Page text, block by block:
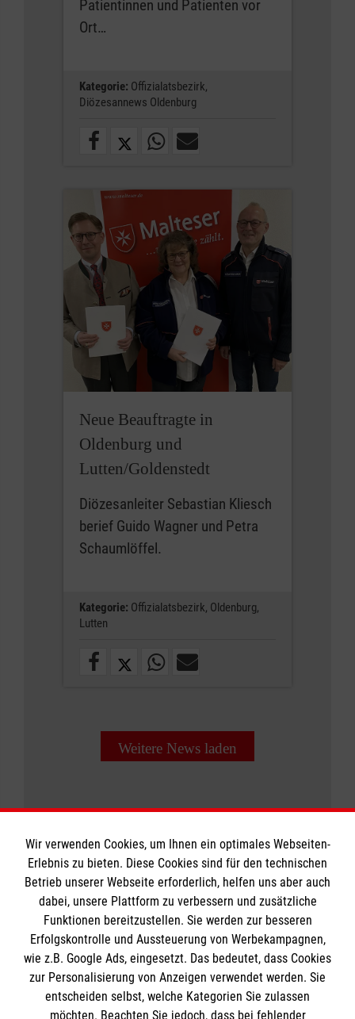
Patientinnen und Patienten vor
Ort…
Kategorie: Offizialatsbezirk,
Diözesannews Oldenburg
Neue Beauftragte in
Oldenburg und
Lutten/Goldenstedt
Diözesanleiter Sebastian Kliesch
berief Guido Wagner und Petra
Schaumlöffel.
Kategorie: Offizialatsbezirk, Oldenburg,
Lutten
Weitere News laden
Informationen
Impressum
Datenschutz
Kontakt
Die Malteser
Wir verwenden Cookies, um Ihnen ein optimales Webseiten-
Erlebnis zu bieten. Diese Cookies sind für den technischen
Betrieb unserer Webseite erforderlich, helfen uns aber auch
dabei, unsere Plattform zu verbessern und zusätzliche
Funktionen bereitzustellen. Sie werden zur besseren
Erfolgskontrolle und Aussteuerung von Werbekampagnen,
wie z.B. Google Ads, eingesetzt. Das bedeutet, dass Cookies
zur Personalisierung von Anzeigen verwendet werden. Sie
entscheiden selbst, welche Kategorien Sie zulassen
möchten. Beachten Sie jedoch, dass bei fehlender